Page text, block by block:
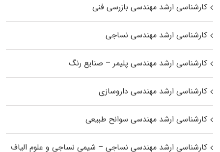
کارشناسی ارشد مهندسی بازرسی فنی
کارشناسی ارشد مهندسی نساجی
کارشناسی ارشد مهندسی پلیمر – صنایع رنگ
کارشناسی ارشد مهندسی داروسازی
کارشناسی ارشد مهندسی سوانح طبیعی
کارشناسی ارشد مهندسی نساجی – شیمی نساجی و علوم الیاف